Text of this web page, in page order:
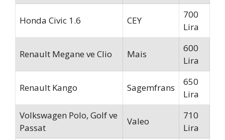
Honda Civic 1.6 CEY
700
Lira
Renault Megane ve Clio Mais
600
Lira
Renault Kango Sagemfrans
650
Lira
Volkswagen Polo, Golf ve
Passat
Valeo
710
Lira